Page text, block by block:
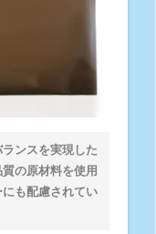
ンスを実現した
の原材料を使用
も配慮されてい